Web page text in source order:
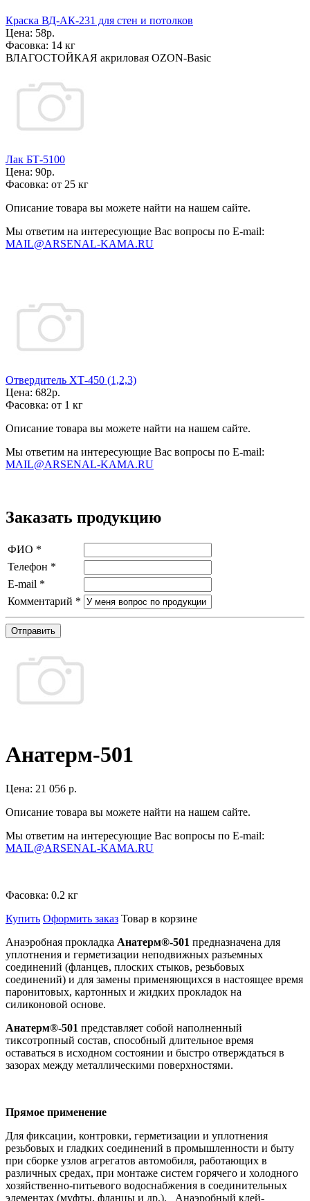
Краска ВД-АК-231 для стен и потолков
Цена: 58р.
Фасовка: 14 кг
ВЛАГОСТОЙКАЯ акриловая OZON-Basic
Лак БТ-5100
Цена: 90р.
Фасовка: от 25 кг
Описание товара вы можете найти на нашем сайте.
Мы ответим на интересующие Вас вопросы по E-mail:
MAIL@ARSENAL-KAMA.RU
Отвердитель ХТ-450 (1,2,3)
Цена: 682р.
Фасовка: от 1 кг
Описание товара вы можете найти на нашем сайте.
Мы ответим на интересующие Вас вопросы по E-mail:
MAIL@ARSENAL-KAMA.RU
Заказать продукцию
ФИО *
Телефон *
E-mail *
Комментарий *
Отправить
Анатерм-501
Цена: 21 056 р.
Описание товара вы можете найти на нашем сайте.
Мы ответим на интересующие Вас вопросы по E-mail:
MAIL@ARSENAL-KAMA.RU
Фасовка: 0.2 кг
Купить Оформить заказ Товар в корзине
Анаэробная прокладка Анатерм®-501 предназначена для
уплотнения и герметизации неподвижных разъемных
соединений (фланцев, плоских стыков, резьбовых
соединений) и для замены применяющихся в настоящее время
паронитовых, картонных и жидких прокладок на
силиконовой основе.
Анатерм®-501 представляет собой наполненный
тиксотропный состав, способный длительное время
оставаться в исходном состоянии и быстро отверждаться в
зазорах между металлическими поверхностями.
Прямое применение
Для фиксации, контровки, герметизации и уплотнения
резьбовых и гладких соединений в промышленности и быту
при сборке узлов агрегатов автомобиля, работающих в
различных средах, при монтаже систем горячего и холодного
хозяйственно-питьевого водоснабжения в соединительных
элементах (муфты, фланцы и др.). Анаэробный клей-